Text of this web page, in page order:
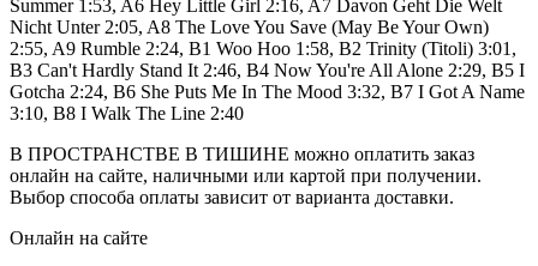
Summer 1:53, A6 Hey Little Girl 2:16, A7 Davon Geht Die Welt
Nicht Unter 2:05, A8 The Love You Save (May Be Your Own)
2:55, A9 Rumble 2:24, B1 Woo Hoo 1:58, B2 Trinity (Titoli) 3:01,
B3 Can't Hardly Stand It 2:46, B4 Now You're All Alone 2:29, B5 I
Gotcha 2:24, B6 She Puts Me In The Mood 3:32, B7 I Got A Name
3:10, B8 I Walk The Line 2:40
В ПРОСТРАНСТВЕ В ТИШИНЕ можно оплатить заказ
онлайн на сайте, наличными или картой при получении.
Выбор способа оплаты зависит от варианта доставки.
Онлайн на сайте